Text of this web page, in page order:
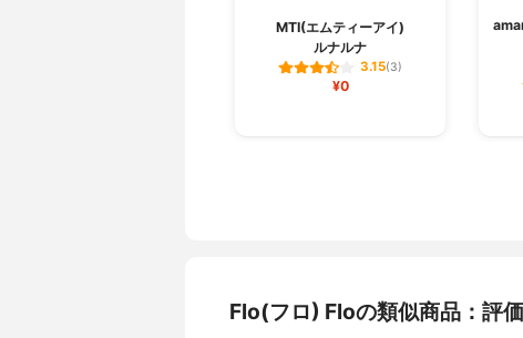
MTI(エムティーアイ)
ルナルナ
3.15(3)
¥0
Flo(フロ) Floの類似商品：評